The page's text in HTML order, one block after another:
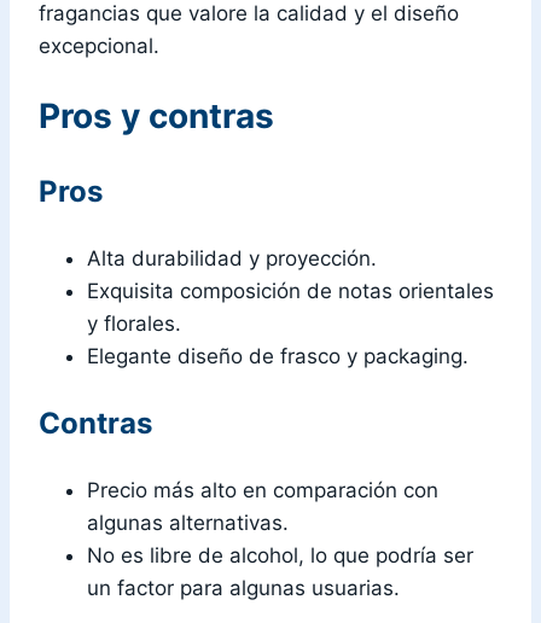
fragancias que valore la calidad y el diseño
excepcional.
Pros y contras
Pros
Alta durabilidad y proyección.
Exquisita composición de notas orientales
y florales.
Elegante diseño de frasco y packaging.
Contras
Precio más alto en comparación con
algunas alternativas.
No es libre de alcohol, lo que podría ser
un factor para algunas usuarias.